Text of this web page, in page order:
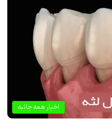
اخبار همه جانبه